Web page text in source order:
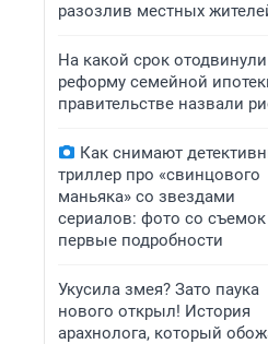
разозлив местных
На какой срок отодвинули
реформу семейной
правительстве назвали
Как снимают
триллер про «свинцового
маньяка» со звездами
сериалов: фото со
первые подробности
Укусила змея? Зато паука
нового открыл! История
арахнолога, который